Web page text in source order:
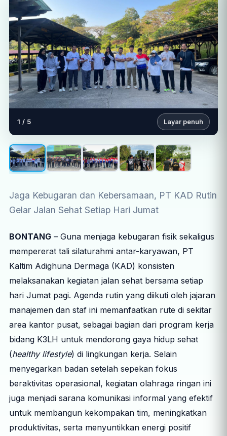
1 / 5 Layar penuh
Jaga Kebugaran dan Kebersamaan, PT KAD Rutin
Gelar Jalan Sehat Setiap Hari Jumat
BONTANG– Guna menjaga kebugaran fisik sekaligus
mempererat tali silaturahmi antar-karyawan, PT
Kaltim Adighuna Dermaga (KAD) konsisten
melaksanakan kegiatan jalan sehat bersama setiap
hari Jumat pagi. Agenda rutin yang diikuti oleh jajaran
manajemen dan staf ini memanfaatkan rute di sekitar
area kantor pusat, sebagai bagian dari program kerja
bidang K3LH untuk mendorong gaya hidup sehat
(healthy lifestyle) di lingkungan kerja. Selain
menyegarkan badan setelah sepekan fokus
beraktivitas operasional, kegiatan olahraga ringan ini
juga menjadi sarana komunikasi informal yang efektif
untuk membangun kekompakan tim, meningkatkan
produktivitas, serta menyuntikkan energi positif